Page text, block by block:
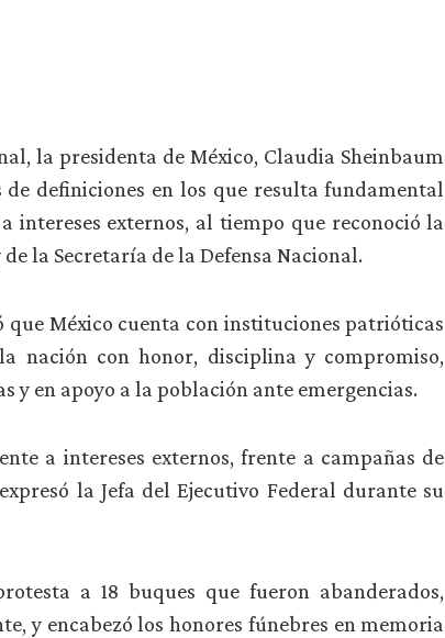
la presidenta de México, Claudia Sheinbaum
definiciones en los que resulta fundamental
intereses externos, al tiempo que reconoció la
la Secretaría de la Defensa Nacional.
México cuenta con instituciones patrióticas
nación con honor, disciplina y compromiso,
y en apoyo a la población ante emergencias.
a intereses externos, frente a campañas de
la Jefa del Ejecutivo Federal durante su
a 18 buques que fueron abanderados,
y encabezó los honores fúnebres en memoria